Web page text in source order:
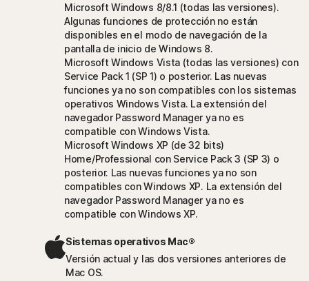
Microsoft Windows 8/8.1 (todas las versiones).
Algunas funciones de protección no están
disponibles en el modo de navegación de la
pantalla de inicio de Windows 8.
Microsoft Windows Vista (todas las versiones) con
Service Pack 1 (SP 1) o posterior. Las nuevas
funciones ya no son compatibles con los sistemas
operativos Windows Vista. La extensión del
navegador Password Manager ya no es
compatible con Windows Vista.
Microsoft Windows XP (de 32 bits)
Home/Professional con Service Pack 3 (SP 3) o
posterior. Las nuevas funciones ya no son
compatibles con Windows XP. La extensión del
navegador Password Manager ya no es
compatible con Windows XP.
Sistemas operativos Mac®
Versión actual y las dos versiones anteriores de
Mac OS.